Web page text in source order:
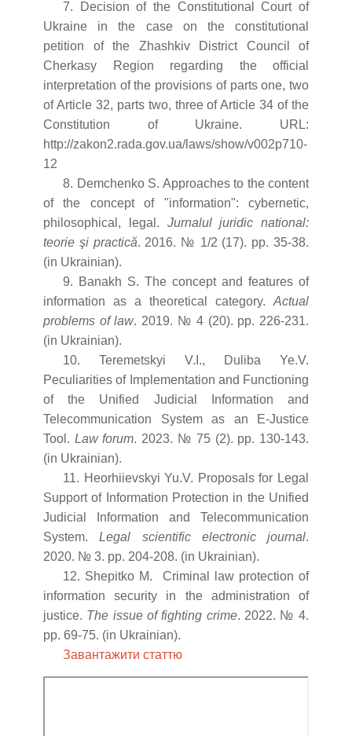
7. Decision of the Constitutional Court of
Ukraine in the case on the constitutional
petition of the Zhashkiv District Council of
Cherkasy Region regarding the official
interpretation of the provisions of parts one, two
of Article 32, parts two, three of Article 34 of the
Constitution of Ukraine. URL:
http://zakon2.rada.gov.ua/laws/show/v002p710-
12
8. Demchenko S. Approaches to the content
of the concept of "information": cybernetic,
philosophical, legal. Jurnalul juridic national:
teorie şi practică. 2016. № 1/2 (17). pp. 35-38.
(in Ukrainian).
9. Banakh S. The concept and features of
information as a theoretical category. Actual
problems of law. 2019. № 4 (20). pp. 226-231.
(in Ukrainian).
10. Teremetskyi V.I., Duliba Ye.V.
Peculiarities of Implementation and Functioning
of the Unified Judicial Information and
Telecommunication System as an E-Justice
Tool. Law forum. 2023. № 75 (2). pp. 130-143.
(in Ukrainian).
11. Heorhiievskyi Yu.V. Proposals for Legal
Support of Information Protection in the Unified
Judicial Information and Telecommunication
System.Legal scientific electronic journal.
2020. № 3. pp. 204-208. (in Ukrainian).
12. Shepitko M. Criminal law protection of
information security in the administration of
justice. The issue of fighting crime. 2022. № 4.
pp. 69-75. (in Ukrainian).
Завантажити статтю